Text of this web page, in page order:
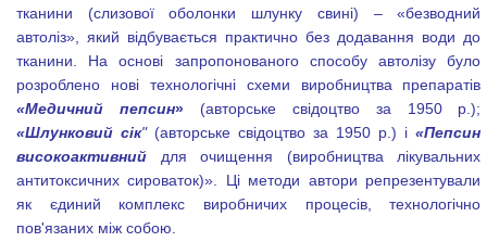
тканини (слизової оболонки шлунку свині) – «безводний
автоліз», який відбувається практично без додавання води до
тканини. На основі запропонованого способу автолізу було
розроблено нові технологічні схеми виробництва препаратів
«Медичний пепсин»(авторське свідоцтво за 1950 р.);
«Шлунковий сік"(авторське свідоцтво за 1950 р.) і«Пепсин
високоактивний для очищення (виробництва лікувальних
антитоксичних сироваток)». Ці методи автори репрезентували
як єдиний комплекс виробничих процесів, технологічно
пов'язаних між собою.